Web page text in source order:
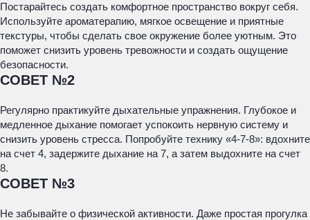
Постарайтесь создать комфортное пространство вокруг себя.
Используйте ароматерапию, мягкое освещение и приятные
текстуры, чтобы сделать свое окружение более уютным. Это
поможет снизить уровень тревожности и создать ощущение
безопасности.
СОВЕТ №2
Регулярно практикуйте дыхательные упражнения. Глубокое и
медленное дыхание помогает успокоить нервную систему и
снизить уровень стресса. Попробуйте технику «4-7-8»: вдохните
на счет 4, задержите дыхание на 7, а затем выдохните на счет
8.
СОВЕТ №3
Не забывайте о физической активности. Даже простая прогулка